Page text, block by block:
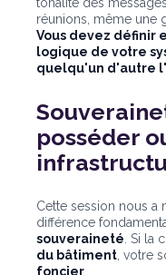
réunions, même une
Vous devez définir
logique de votre
quelqu'un d'autre
posséder
Cette session nous a
différence
souveraineté . Si la
du bâtiment , votre
foncier